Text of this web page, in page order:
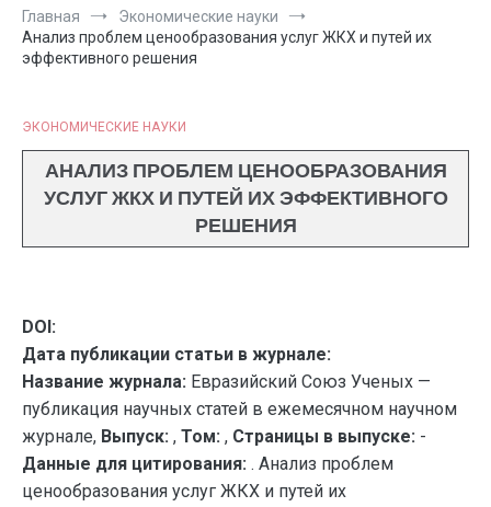
Главная
Экономические науки
Анализ проблем ценообразования услуг ЖКХ и путей их
эффективного решения
ЭКОНОМИЧЕСКИЕ НАУКИ
АНАЛИЗ ПРОБЛЕМ ЦЕНООБРАЗОВАНИЯ
УСЛУГ ЖКХ И ПУТЕЙ ИХ ЭФФЕКТИВНОГО
РЕШЕНИЯ
DOI:
Дата публикации статьи в журнале:
Название журнала: Евразийский Союз Ученых —
публикация научных статей в ежемесячном научном
журнале, Выпуск: , Том: , Страницы в выпуске: -
Данные для цитирования: . Анализ проблем
ценообразования услуг ЖКХ и путей их